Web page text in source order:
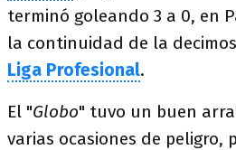
terminó goleando 3 a 0, en
la continuidad de la
Liga Profesional.
El "Globo" tuvo un buen
varias ocasiones de peligro,